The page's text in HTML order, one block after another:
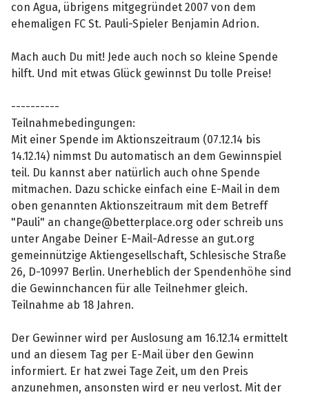
con Agua, übrigens mitgegründet 2007 von dem
ehemaligen FC St. Pauli-Spieler Benjamin Adrion.
Mach auch Du mit! Jede auch noch so kleine Spende
hilft. Und mit etwas Glück gewinnst Du tolle Preise!
----------
Teilnahmebedingungen:
Mit einer Spende im Aktionszeitraum (07.12.14 bis
14.12.14) nimmst Du automatisch an dem Gewinnspiel
teil. Du kannst aber natürlich auch ohne Spende
mitmachen. Dazu schicke einfach eine E-Mail in dem
oben genannten Aktionszeitraum mit dem Betreff
"Pauli" an change@betterplace.org oder schreib uns
unter Angabe Deiner E-Mail-Adresse an gut.org
gemeinnützige Aktiengesellschaft, Schlesische Straße
26, D-10997 Berlin. Unerheblich der Spendenhöhe sind
die Gewinnchancen für alle Teilnehmer gleich.
Teilnahme ab 18 Jahren.
Der Gewinner wird per Auslosung am 16.12.14 ermittelt
und an diesem Tag per E-Mail über den Gewinn
informiert. Er hat zwei Tage Zeit, um den Preis
anzunehmen, ansonsten wird er neu verlost. Mit der